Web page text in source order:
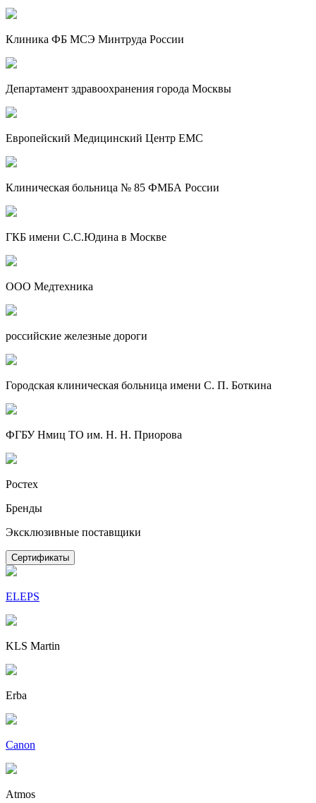
Клиника ФБ МСЭ Минтруда России
Департамент здравоохранения города Москвы
Европейский Медицинский Центр EMC
Клиническая больница № 85 ФМБА России
ГКБ имени С.С.Юдина в Москве
ООО Медтехника
российские железные дороги
Городская клиническая больница имени С. П. Боткина
ФГБУ Нмиц ТО им. Н. Н. Приорова
Ростех
Бренды
Эксклюзивные поставщики
Сертификаты
ELEPS
KLS Martin
Erba
Canon
Atmos